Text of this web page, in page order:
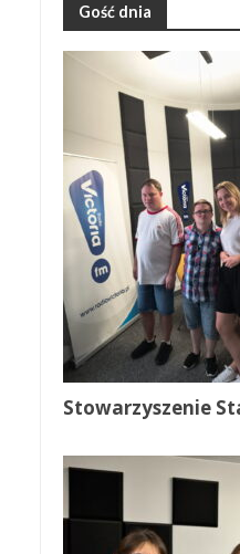
Gość dnia
Stowarzyszenie